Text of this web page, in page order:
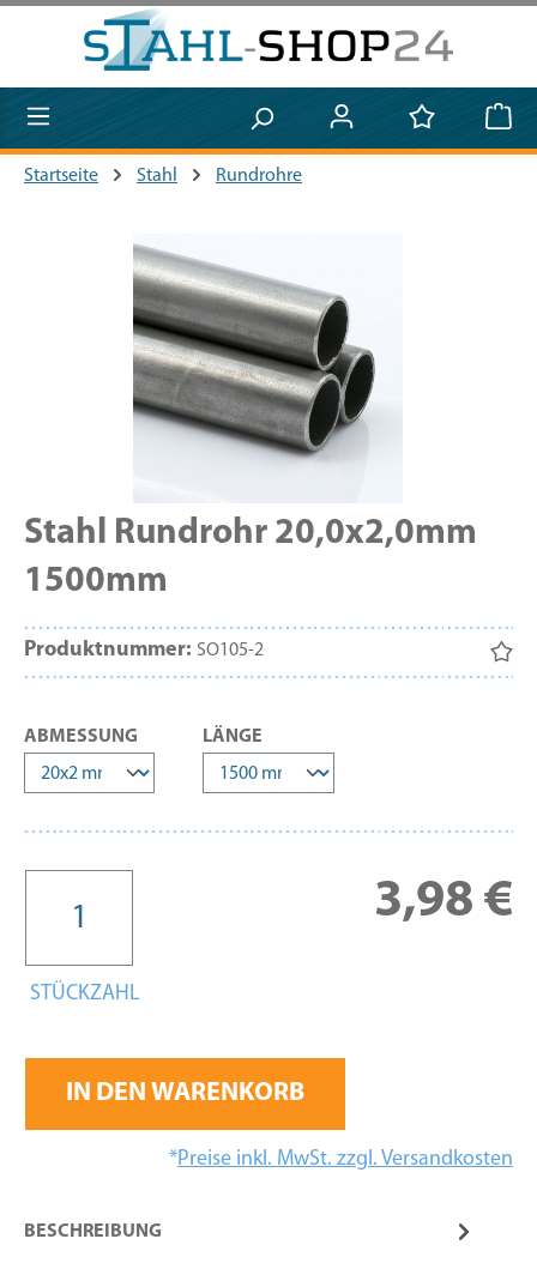
Zum Hauptinhalt springen
Startseite Stahl Rundrohre
Bildergalerie überspringen
Stahl Rundrohr 20,0x2,0mm
1500mm
Produktnummer: SO105-2
ABMESSUNG AUSWÄHLEN
LÄNGE
3,98 €
STÜCKZAHL
IN DEN WARENKORB
*Preise inkl. MwSt. zzgl. Versandkosten
BESCHREIBUNG